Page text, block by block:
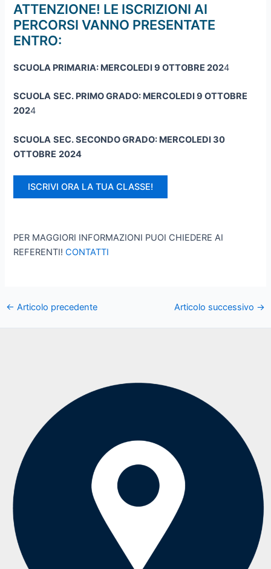
ATTENZIONE! LE ISCRIZIONI AI
PERCORSI VANNO PRESENTATE
ENTRO:
SCUOLA PRIMARIA: MERCOLEDI 9 OTTOBRE 2024
SCUOLA SEC. PRIMO GRADO: MERCOLEDI 9 OTTOBRE
2024
SCUOLA SEC. SECONDO GRADO: MERCOLEDI 30
OTTOBRE 2024
ISCRIVI ORA LA TUA CLASSE!
PER MAGGIORI INFORMAZIONI PUOI CHIEDERE AI
REFERENTI!CONTATTI
← Articolo precedente Articolo successivo →